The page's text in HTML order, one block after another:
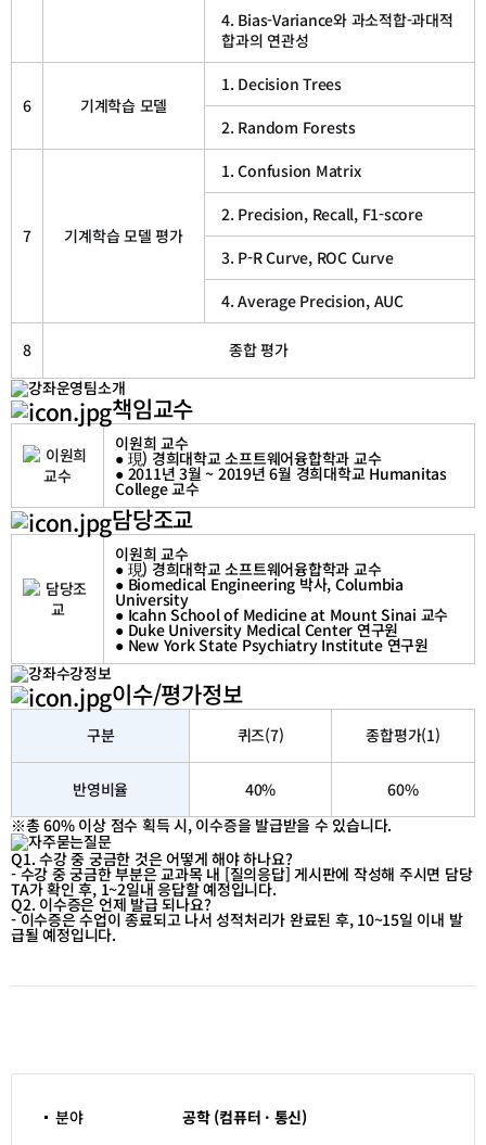
4. Bias-Variance와 과소적합-과대적
합과의 연관성
6 기계학습 모델
1. Decision Trees
2. Random Forests
7 기계학습 모델 평가
1. Confusion Matrix
2. Precision, Recall, F1-score
3. P-R Curve, ROC Curve
4. Average Precision, AUC
8 종합 평가
책임교수
이원희 교수
● 現) 경희대학교 소프트웨어융합학과 교수
● 2011년 3월 ~ 2019년 6월 경희대학교 Humanitas
College 교수
담당조교
이원희 교수
● 現) 경희대학교 소프트웨어융합학과 교수
● Biomedical Engineering 박사, Columbia
University
● Icahn School of Medicine at Mount Sinai 교수
● Duke University Medical Center 연구원
● New York State Psychiatry Institute 연구원
이수/평가정보
구분 퀴즈(7) 종합평가(1)
반영비율 40%
60%
※총 60% 이상 점수 획득 시, 이수증을 발급받을 수 있습니다.
Q1. 수강 중 궁금한 것은 어떻게 해야 하나요?
- 수강 중 궁금한 부분은 교과목 내 [질의응답] 게시판에 작성해 주시면 담당
TA가 확인 후, 1~2일내 응답할 예정입니다.
Q2. 이수증은 언제 발급 되나요?
- 이수증은 수업이 종료되고 나서 성적처리가 완료된 후, 10~15일 이내 발
급될 예정입니다.
분야 공학 (컴퓨터 · 통신)